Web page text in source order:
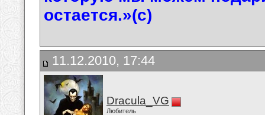
остается.»(с)
11.12.2010, 17:44
Dracula_VG
Любитель